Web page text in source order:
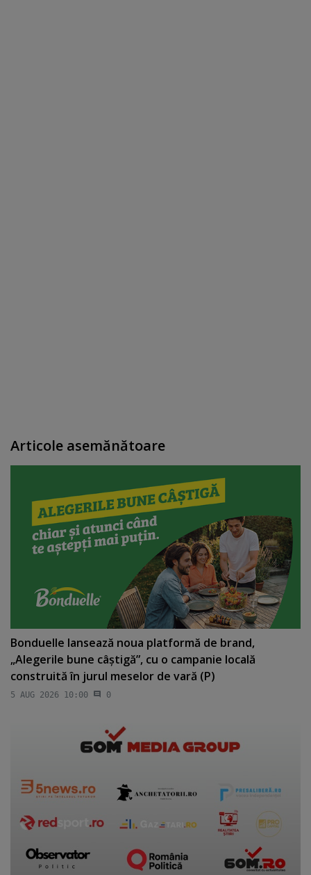
Articole asemănătoare
Bonduelle lansează noua platformă de brand,
„Alegerile bune câştigă”, cu o campanie locală
construită în jurul meselor de vară (P)
5 AUG 2026 10:00 0